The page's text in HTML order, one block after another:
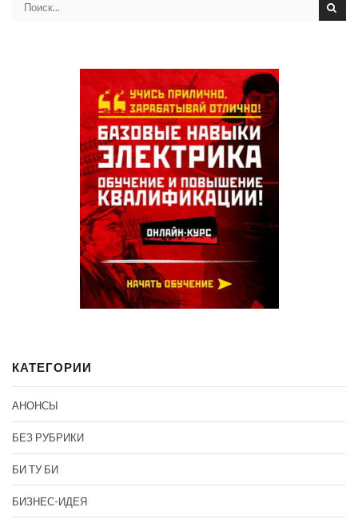
КАТЕГОРИИ
АНОНСЫ
БЕЗ РУБРИКИ
БИ ТУ БИ
БИЗНЕС-ИДЕЯ